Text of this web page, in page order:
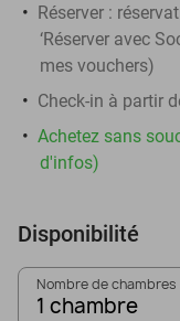
Réserver :
‘Réserver avec
mes vouchers)
Check-in à partir
Achetez sans
d'infos)
Disponibilité
Nombre de chambres
1 chambre